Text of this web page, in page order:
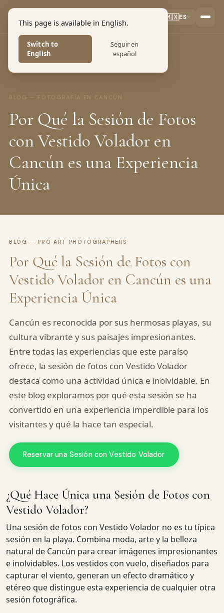
This page is available in English.
Switch to
English
Seguir en
español
PHOTOGRAPHERS
🇲🇽ES
BLOG — FOTOGRAFÍA EN CANCÚN
Por Qué la Sesión de Fotos
con Vestido Volador en
Cancún es una Experiencia
Única
BLOG — PRO ART PHOTOGRAPHERS
Por Qué la Sesión de Fotos con
Vestido Volador en Cancún es una
Experiencia Única
Cancún es reconocida por sus hermosas playas, su
cultura vibrante y sus paisajes impresionantes.
Entre todas las experiencias que este paraíso
ofrece, la sesión de fotos con Vestido Volador
destaca como una actividad única e inolvidable. En
este blog exploramos por qué esta sesión se ha
convertido en una experiencia imperdible para los
visitantes y qué la hace tan especial.
Reservar una Sesión con Vestido Volador
¿Qué Hace Única una Sesión de Fotos con
Vestido Volador?
Una sesión de fotos con Vestido Volador no es tu típica
sesión en la playa. Combina moda, arte y la belleza
natural de Cancún para crear imágenes impresionantes
e inolvidables. Los vestidos con vuelo, diseñados para
capturar el viento, generan un efecto dramático y
etéreo que distingue esta experiencia de cualquier otra
sesión fotográfica.